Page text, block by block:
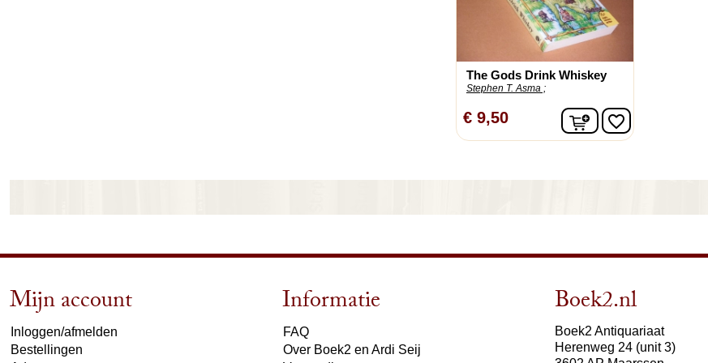
The Gods Drink Whiskey
Stephen T. Asma ;
€ 9,50 In winkelwagen
favorite_border
Mijn account
Inloggen/afmelden
Bestellingen
Informatie
FAQ
Over Boek2 en Ardi Seij
Boek2.nl
Boek2 Antiquariaat
Herenweg 24 (unit 3)